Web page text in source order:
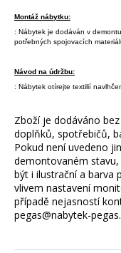
Montáž nábytku:
: Nábytek je dodáván v
potřebných spojovacích
Návod na údržbu:
: Nábytek otírejte textilií
Zboží je dodáváno
doplňků, spotřebičů,
Pokud není uvedeno
demontovaném
být i ilustrační a barva
vlivem nastavení
případě nejasností
pegas@nabytek-